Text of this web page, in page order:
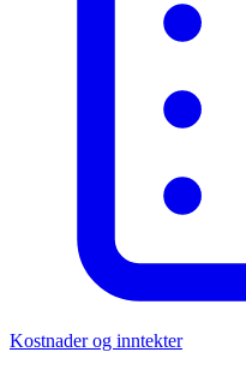
Kostnader og inntekter